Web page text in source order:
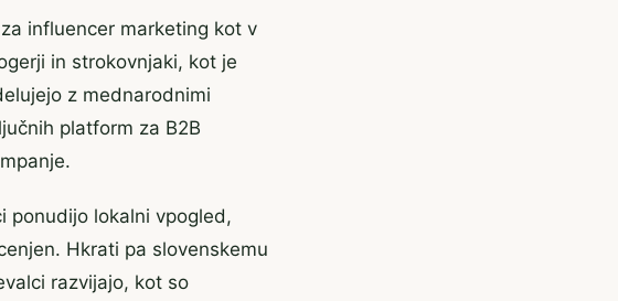
influencer marketing kot v
in strokovnjaki, kot je
z mednarodnimi
platform za B2B
ponudijo lokalni vpogled,
Hkrati pa slovenskemu
razvijajo, kot so